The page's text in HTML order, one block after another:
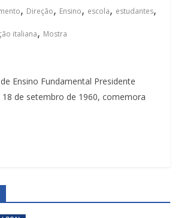
, Direção, Ensino, escola, estudantes,
italiana, Mostra
Ensino Fundamental Presidente
de setembro de 1960, comemora